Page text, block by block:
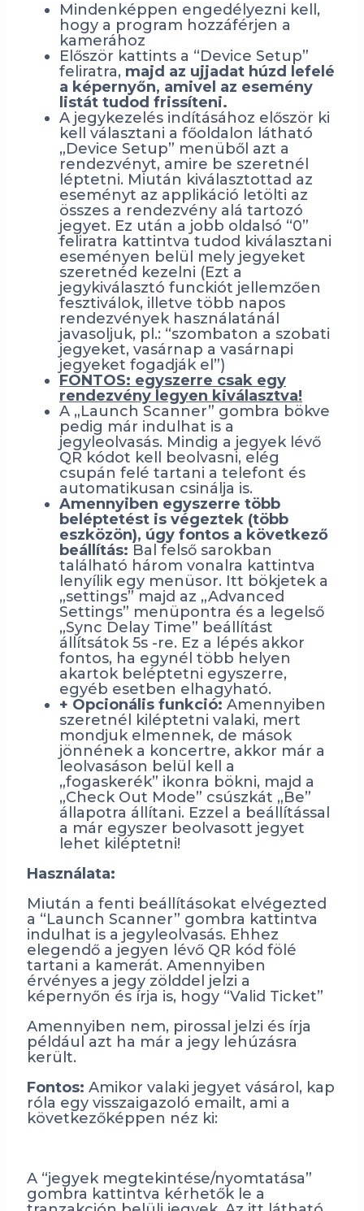
Mindenképpen engedélyezni kell,
hogy a program hozzáférjen a
kamerához
Először kattints a “Device Setup”
feliratra, majd az ujjadat húzd lefelé
a képernyőn, amivel az esemény
listát tudod frissíteni.
A jegykezelés indításához először ki
kell választani a főoldalon látható
„Device Setup” menüből azt a
rendezvényt, amire be szeretnél
léptetni. Miután kiválasztottad az
eseményt az applikáció letölti az
összes a rendezvény alá tartozó
jegyet. Ez után a jobb oldalsó “0”
feliratra kattintva tudod kiválasztani
eseményen belül mely jegyeket
szeretnéd kezelni (Ezt a
jegykiválasztó funckiót jellemzően
fesztiválok, illetve több napos
rendezvények használatánál
javasoljuk, pl.: “szombaton a szobati
jegyeket, vasárnap a vasárnapi
jegyeket fogadják el”)
FONTOS: egyszerre csak egy
rendezvény legyen kiválasztva!
A „Launch Scanner” gombra bökve
pedig már indulhat is a
jegyleolvasás. Mindig a jegyek lévő
QR kódot kell beolvasni, elég
csupán felé tartani a telefont és
automatikusan csinálja is.
Amennyiben egyszerre több
beléptetést is végeztek (több
eszközön), úgy fontos a következő
beállítás: Bal felső sarokban
található három vonalra kattintva
lenyílik egy menüsor. Itt bökjetek a
„settings” majd az „Advanced
Settings” menüpontra és a legelső
„Sync Delay Time” beállítást
állítsátok 5s -re. Ez a lépés akkor
fontos, ha egynél több helyen
akartok beléptetni egyszerre,
egyéb esetben elhagyható.
+ Opcionális funkció: Amennyiben
szeretnél kiléptetni valaki, mert
mondjuk elmennek, de mások
jönnének a koncertre, akkor már a
leolvasáson belül kell a
„fogaskerék” ikonra bökni, majd a
„Check Out Mode” csúszkát „Be”
állapotra állítani. Ezzel a beállítással
a már egyszer beolvasott jegyet
lehet kiléptetni!
Használata:
Miután a fenti beállításokat elvégezted
a “Launch Scanner” gombra kattintva
indulhat is a jegyleolvasás. Ehhez
elegendő a jegyen lévő QR kód fölé
tartani a kamerát. Amennyiben
érvényes a jegy zölddel jelzi a
képernyőn és írja is, hogy “Valid Ticket”
Amennyiben nem, pirossal jelzi és írja
például azt ha már a jegy lehúzásra
került.
Fontos: Amikor valaki jegyet vásárol, kap
róla egy visszaigazoló emailt, ami a
következőképpen néz ki:
A “jegyek megtekintése/nyomtatása”
gombra kattintva kérhetők le a